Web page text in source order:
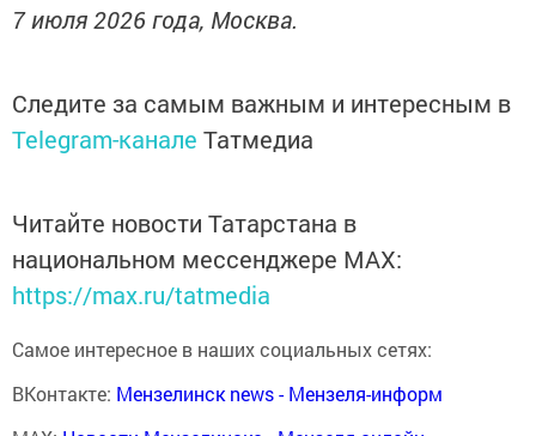
7 июля 2026 года, Москва.
Следите за самым важным и интересным в
Telegram-канале Татмедиа
Читайте новости Татарстана в
национальном мессенджере MАХ:
https://max.ru/tatmedia
Самое интересное в наших социальных сетях:
ВКонтакте: Мензелинск news - Мензеля-информ